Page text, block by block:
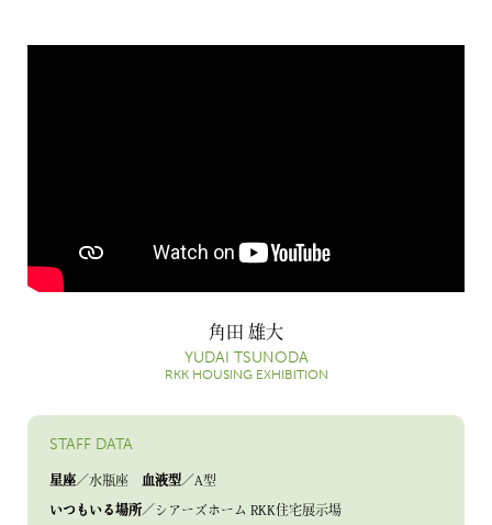
角田 雄大
YUDAI TSUNODA
RKK HOUSING EXHIBITION
STAFF DATA
星座／水瓶座 血液型／A型
いつもいる場所／シアーズホーム RKK住宅展示場